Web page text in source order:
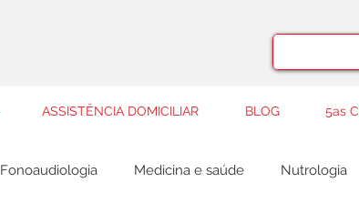
ASSISTÊNCIA DOMICILIAR BLOG 5as
Fonoaudiologia Medicina e saúde Nutrologia